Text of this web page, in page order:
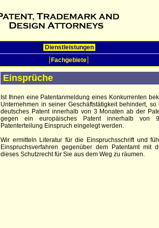
Dienstleistungen
Fachgebiete
Einsprüche
Ist Ihnen eine Patentanmeldung eines Konkurrenten
Unternehmen in seiner Geschäftstätigkeit behindert,
deutsches Patent innerhalb von 3 Monaten ab der
gegen ein europäisches Patent innerhalb von
Patenterteilung Einspruch eingelegt werden.
Wir ermitteln Literatur für die Einspruchsschrift und
Einspruchsverfahren gegenüber dem Patentamt mit
dieses Schutzrecht für Sie aus dem Weg zu räumen.